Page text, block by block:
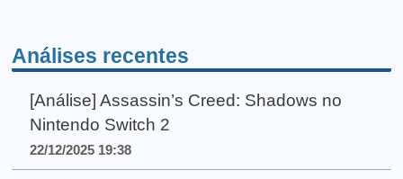
Análises recentes
[Análise] Assassin’s Creed: Shadows no
Nintendo Switch 2
22/12/2025 19:38